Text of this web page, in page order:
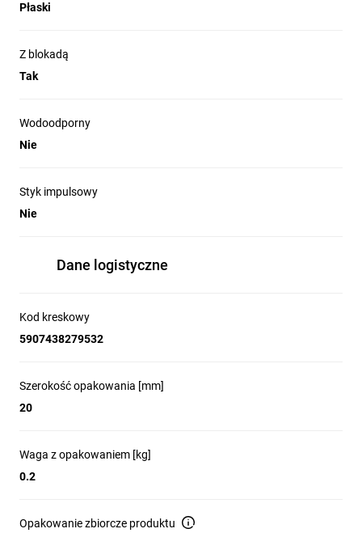
Płaski
Z blokadą
Tak
Wodoodporny
Nie
Styk impulsowy
Nie
Dane logistyczne
Kod kreskowy
5907438279532
Szerokość opakowania [mm]
20
Waga z opakowaniem [kg]
0.2
Opakowanie zbiorcze produktu